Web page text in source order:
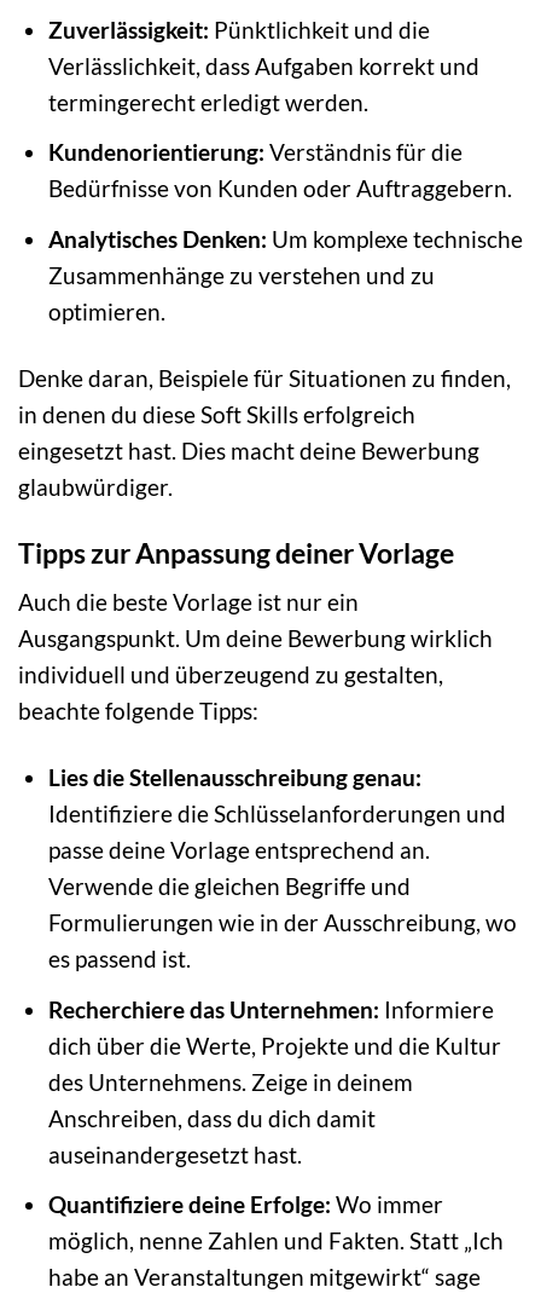
Zuverlässigkeit: Pünktlichkeit und die
Verlässlichkeit, dass Aufgaben korrekt und
termingerecht erledigt werden.
Kundenorientierung: Verständnis für die
Bedürfnisse von Kunden oder Auftraggebern.
Analytisches Denken: Um komplexe technische
Zusammenhänge zu verstehen und zu
optimieren.
Denke daran, Beispiele für Situationen zu finden,
in denen du diese Soft Skills erfolgreich
eingesetzt hast. Dies macht deine Bewerbung
glaubwürdiger.
Tipps zur Anpassung deiner Vorlage
Auch die beste Vorlage ist nur ein
Ausgangspunkt. Um deine Bewerbung wirklich
individuell und überzeugend zu gestalten,
beachte folgende Tipps:
Lies die Stellenausschreibung genau:
Identifiziere die Schlüsselanforderungen und
passe deine Vorlage entsprechend an.
Verwende die gleichen Begriffe und
Formulierungen wie in der Ausschreibung, wo
es passend ist.
Recherchiere das Unternehmen: Informiere
dich über die Werte, Projekte und die Kultur
des Unternehmens. Zeige in deinem
Anschreiben, dass du dich damit
auseinandergesetzt hast.
Quantifiziere deine Erfolge: Wo immer
möglich, nenne Zahlen und Fakten. Statt „Ich
habe an Veranstaltungen mitgewirkt“ sage